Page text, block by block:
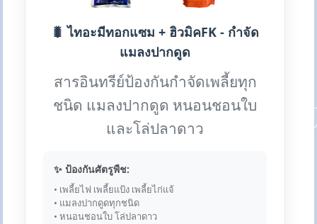
🐛 ไทอะมีทอกแซม + ฮิวมิคFK - กำจัด
แมลงปากดูด
สารอินทรีย์ป้องกันกำจัดเพลี้ยทุก
ชนิด แมลงปากดูด หนอนชอนใบ
และโล่ปลาดาว
✨ ป้องกันศัตรูพืช:
• เพลี้ยไฟ เพลี้ยแป้ง เพลี้ยไก่แจ้
• แมลงปากดูดทุกชนิด
• หนอนชอนใบ โล่ปลาดาว